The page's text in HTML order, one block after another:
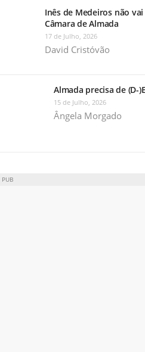
Inês de Medeiros não
Câmara de Almada
17 de Julho, 2026
David Cristóvão
Almada precisa de (D-
15 de Julho, 2026
Ângela Morgado
PUB